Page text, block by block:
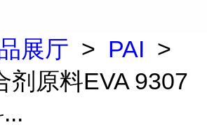
展厅 > PAI >
剂原料EVA 9307